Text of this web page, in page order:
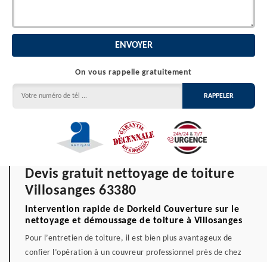
On vous rappelle gratuitement
Devis gratuit nettoyage de toiture
Villosanges 63380
Intervention rapide de Dorkeld Couverture sur le
nettoyage et démoussage de toiture à Villosanges
Pour l’entretien de toiture, il est bien plus avantageux de
confier l’opération à un couvreur professionnel près de chez